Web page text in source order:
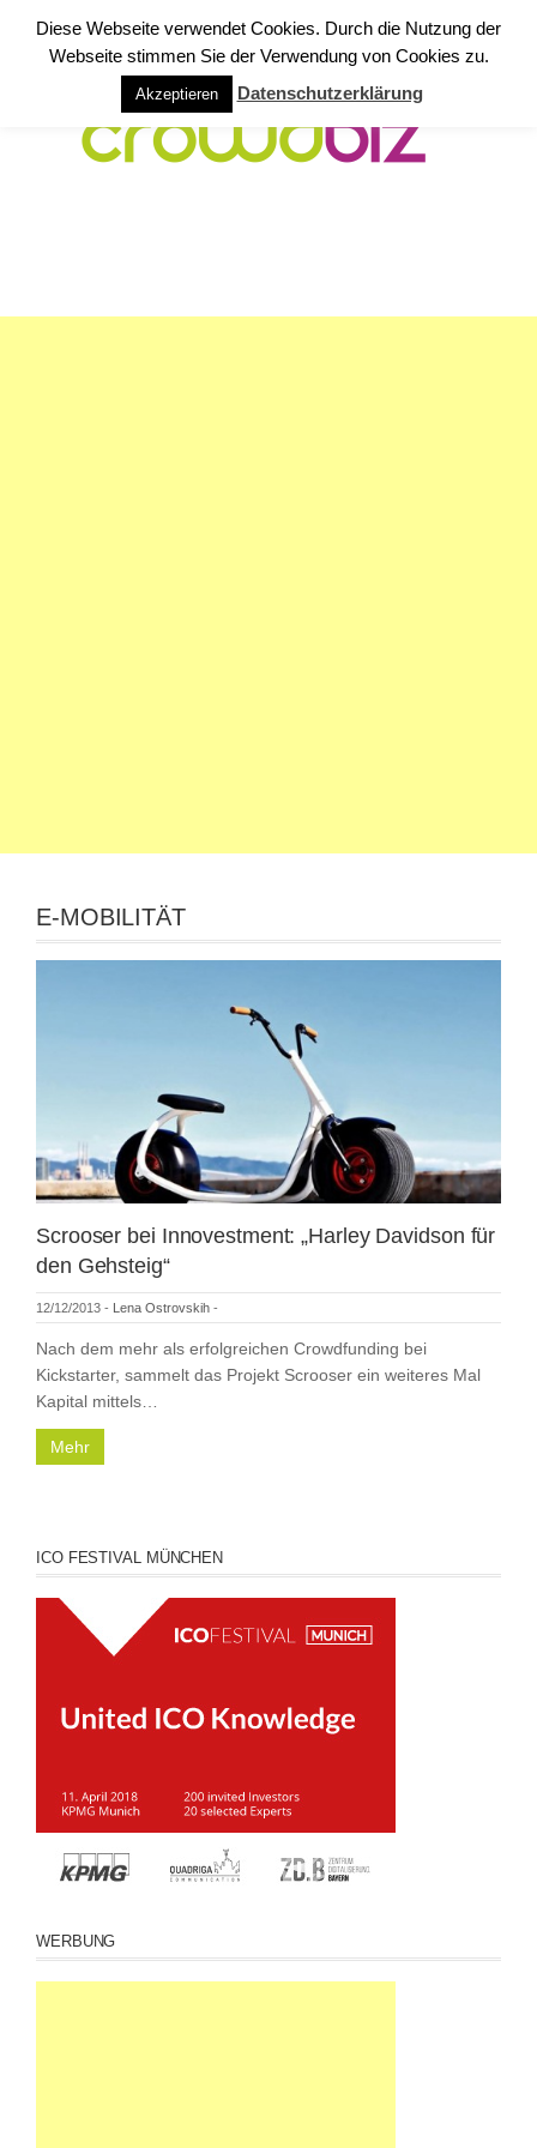
E-MOBILITÄT
Scrooser bei Innovestment: „Harley Davidson für
den Gehsteig“
12/12/2013 - Lena Ostrovskih -
Nach dem mehr als erfolgreichen Crowdfunding bei
Kickstarter, sammelt das Projekt Scrooser ein weiteres Mal
Kapital mittels…
Mehr
ICO FESTIVAL MÜNCHEN
WERBUNG
Diese Webseite verwendet Cookies. Durch die Nutzung der
Webseite stimmen Sie der Verwendung von Cookies zu.
Akzeptieren Datenschutzerklärung